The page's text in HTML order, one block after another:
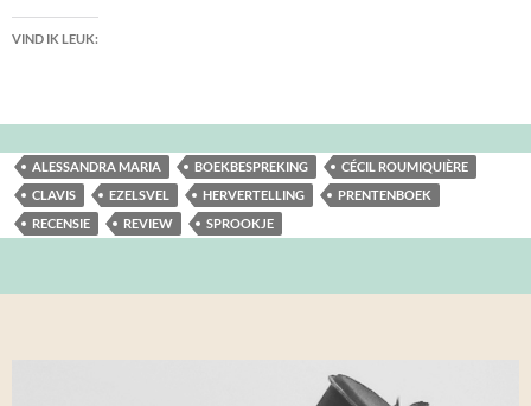
VIND IK LEUK:
ALESSANDRA MARIA BOEKBESPREKING
CÉCIL ROUMIQUIÈRE
CLAVIS
EZELSVEL HERVERTELLING
PRENTENBOEK
RECENSIE
REVIEW SPROOKJE